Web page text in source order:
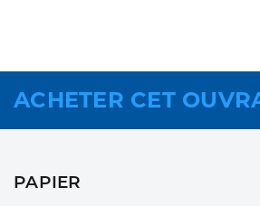
ACHETER CET
PAPIER